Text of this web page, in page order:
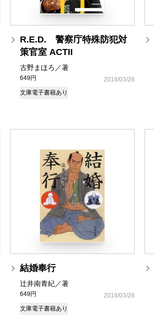
R.E.D. 警察庁特殊防犯対
策官室 ACTII
古野まほろ／著
649円
2018/03/28
文庫電子書籍あり
結婚奉行
辻井南青紀／著
649円
2018/03/28
文庫電子書籍あり